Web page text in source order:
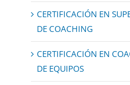
CERTIFICACIÓN EN
DE COACHING
CERTIFICACIÓN EN
DE EQUIPOS